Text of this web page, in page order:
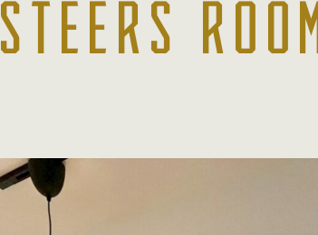
STEERS ROOM